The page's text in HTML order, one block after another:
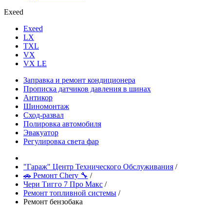
Exeed
Exeed
LX
TXL
VX
VX LE
Заправка и ремонт кондиционера
Прописка датчиков давления в шинах
Антикор
Шиномонтаж
Сход-развал
Полировка автомобиля
Эвакуатор
Регулировка света фар
"Гараж" Центр Технического Обслуживания /
🚗 Ремонт Chery 🔧 /
Чери Тигго 7 Про Макс /
Ремонт топливной системы /
Ремонт бензобака